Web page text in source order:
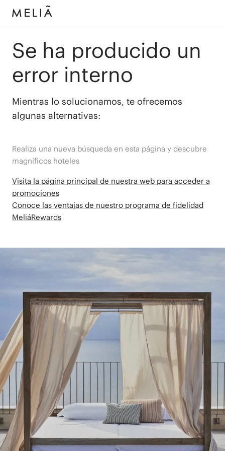
Se ha producido un
error interno
Mientras lo solucionamos, te ofrecemos
algunas alternativas:
Realiza una nueva búsqueda en esta página y descubre
magníficos hoteles
Visita la página principal de nuestra web para acceder a
promociones
Conoce las ventajas de nuestro programa de fidelidad
MeliáRewards